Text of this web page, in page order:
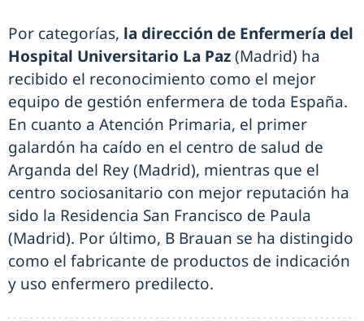
Por categorías, la dirección de Enfermería del
Hospital Universitario La Paz(Madrid) ha
recibido el reconocimiento como el mejor
equipo de gestión enfermera de toda España.
En cuanto a Atención Primaria, el primer
galardón ha caído en el centro de salud de
Arganda del Rey (Madrid), mientras que el
centro sociosanitario con mejor reputación ha
sido la Residencia San Francisco de Paula
(Madrid). Por último, B Brauan se ha distingido
como el fabricante de productos de indicación
y uso enfermero predilecto.